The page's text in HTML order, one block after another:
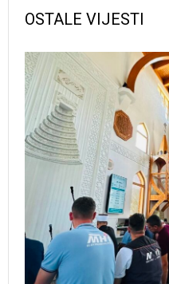
OSTALE VIJESTI